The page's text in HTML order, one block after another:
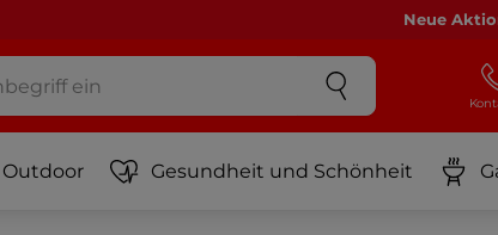
Neue
Outdoor Gesundheit und Schönheit